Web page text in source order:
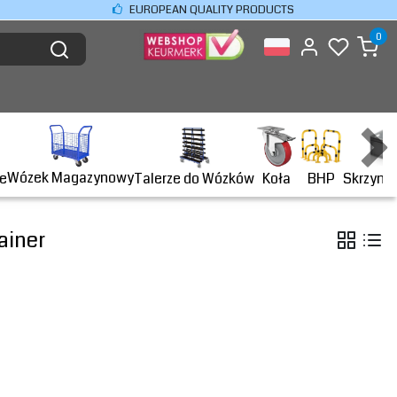
EUROPEAN QUALITY PRODUCTS
0
Wózek MagazynowyTalerze do Wózków Koła BHP